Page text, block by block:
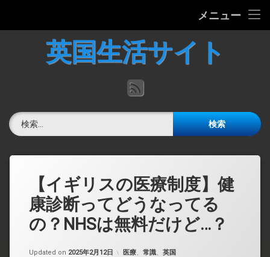
メニュー
英国の文化について
掲示板
英国生活サイト
RSS
【イギリスの医療制度】健
康診断ってどうなってる
の？NHSは無料だけど…？
Updated on 2025年2月12日 カテゴリー:
医療、 常識、 英国